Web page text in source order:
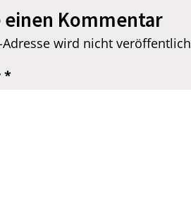
einen Kommentar
Adresse wird nicht
*